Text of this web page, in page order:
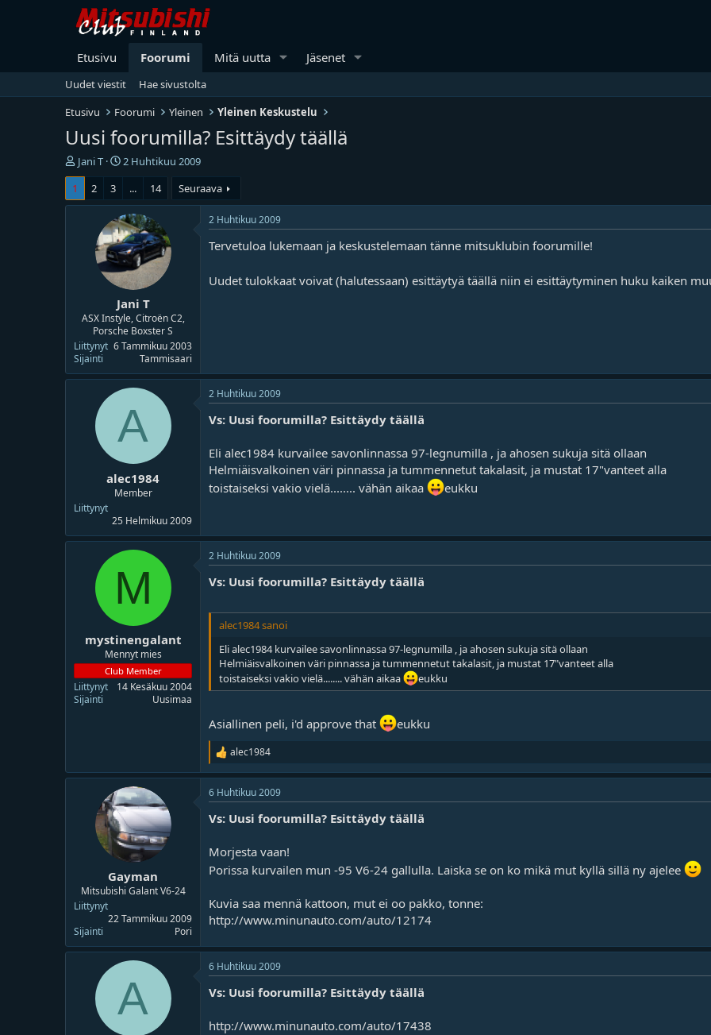
Etusivu Foorumi Mitä uutta Jäsenet
Uudet viestit
Hae sivustolta
Etusivu
Foorumi Yleinen Yleinen Keskustelu
Uusi foorumilla? Esittäydy täällä
V
i
s
n
l
o
i
Jani T
A
i
t
u
s
p
ä
i
v
ä
m
ä
r
ä
2 Huhtikuu 2009
1
2 3 ... 14 Seuraava
Jani T
ASX Instyle, Citroën C2,
Porsche Boxster S
Liittynyt 6 Tammikuu 2003
Sijainti
Tammisaari
2 Huhtikuu 2009
Tervetuloa lukemaan ja keskustelemaan tänne mitsuklubin foorumille!
Uudet tulokkaat voivat (halutessaan) esittäytyä täällä niin ei esittäytyminen huku kaiken
A
alec1984
Member
Liittynyt
25 Helmikuu 2009
2 Huhtikuu 2009
Vs: Uusi foorumilla? Esittäydy täällä
Eli alec1984 kurvailee savonlinnassa 97-legnumilla , ja ahosen sukuja sitä ollaan
Helmiäisvalkoinen väri pinnassa ja tummennetut takalasit, ja mustat 17"vanteet alla
toistaiseksi vakio vielä........ vähän aikaa
eukku
M
mystinengalant
Mennyt mies
Club Member
Liittynyt
14 Kesäkuu 2004
Sijainti
Uusimaa
2 Huhtikuu 2009
Vs: Uusi foorumilla? Esittäydy täällä
alec1984 sanoi
Eli alec1984 kurvailee savonlinnassa 97-legnumilla , ja ahosen sukuja sitä ollaan
Helmiäisvalkoinen väri pinnassa ja tummennetut takalasit, ja mustat 17"vanteet alla
toistaiseksi vakio vielä........ vähän aikaa
eukku
Asiallinen peli, i'd approve that eukku
R
a
k
i
t
alec1984
Gayman
Mitsubishi Galant V6-24
Liittynyt
22 Tammikuu 2009
Sijainti
Pori
6 Huhtikuu 2009
Vs: Uusi foorumilla? Esittäydy täällä
Morjesta vaan!
Porissa kurvailen mun -95 V6-24 gallulla. Laiska se on ko mikä mut kyllä sillä ny ajelee
Kuvia saa mennä kattoon, mut ei oo pakko, tonne:
http://www.minunauto.com/auto/12174
A
6 Huhtikuu 2009
Vs: Uusi foorumilla? Esittäydy täällä
http://www.minunauto.com/auto/17438